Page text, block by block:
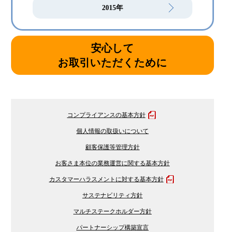
2015年
安心して
お取引いただくために
コンプライアンスの基本方針
個人情報の取扱いについて
顧客保護等管理方針
お客さま本位の業務運営に関する基本方針
カスタマーハラスメントに対する基本方針
サステナビリティ方針
マルチステークホルダー方針
パートナーシップ構築宣言